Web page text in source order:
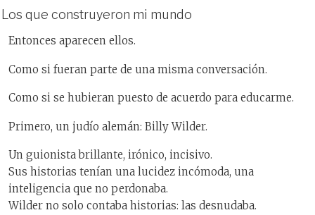
Los que construyeron mi mundo
Entonces aparecen ellos.
Como si fueran parte de una misma conversación.
Como si se hubieran puesto de acuerdo para educarme.
Primero, un judío alemán: Billy Wilder.
Un guionista brillante, irónico, incisivo.
Sus historias tenían una lucidez incómoda, una
inteligencia que no perdonaba.
Wilder no solo contaba historias: las desnudaba.